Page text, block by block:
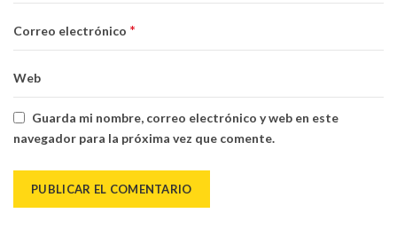
Correo electrónico *
Web
Guarda mi nombre, correo electrónico y web en este
navegador para la próxima vez que comente.